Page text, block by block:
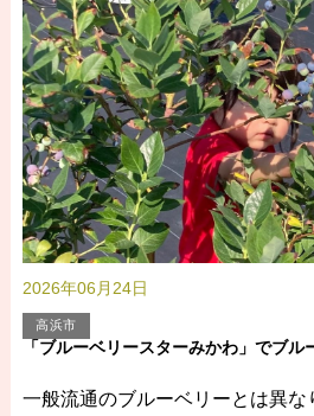
2026年06月24日
高浜市
「ブルーベリースターみかわ」でブル
一般流通のブルーベリーとは異